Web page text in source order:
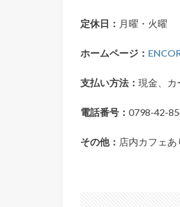
定休日： 月曜・火曜
ホームページ：
支払い方法： 現金、カ
電話番号： 0798-42-
その他： 店内カフェあ